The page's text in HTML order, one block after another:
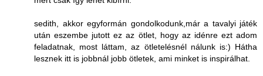
sedith, akkor egyformán gondolkodunk,már a tavalyi játék
után eszembe jutott ez az ötlet, hogy az idénre ezt adom
feladatnak, most láttam, az ötletelésnél nálunk is:) Hátha
lesznek itt is jobbnál jobb ötletek, ami minket is inspirálhat.